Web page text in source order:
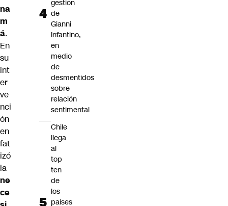
na
m
á.
En
su
int
er
ve
nci
ón
en
fat
izó
la
ne
ce
gestión
de
Gianni
Infantino,
en
medio
de
desmentidos
sobre
relación
sentimental
Chile
llega
al
top
ten
de
los
países